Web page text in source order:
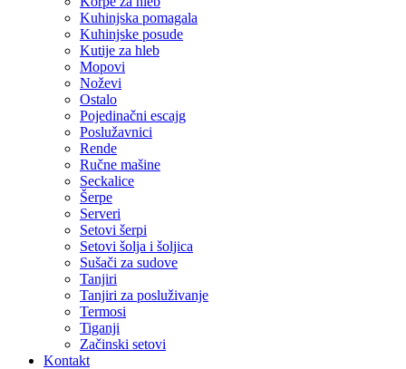
Kuhinjska pomagala
Kuhinjske posude
Kutije za hleb
Mopovi
Noževi
Ostalo
Pojedinačni escajg
Poslužavnici
Rende
Ručne mašine
Seckalice
Šerpe
Serveri
Setovi šerpi
Setovi šolja i šoljica
Sušači za sudove
Tanjiri
Tanjiri za posluživanje
Termosi
Tiganji
Začinski setovi
Kontakt